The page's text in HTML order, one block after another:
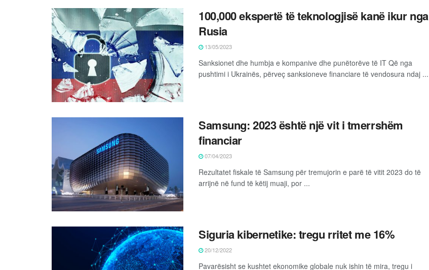
100,000 ekspertë të teknologjisë kanë ikur nga
Rusia
13/05/2023
Sanksionet dhe humbja e kompanive dhe punëtorëve të IT Që nga
pushtimi i Ukrainës, përveç sanksioneve financiare të vendosura ndaj ...
Samsung: 2023 është një vit i tmerrshëm
financiar
07/04/2023
Rezultatet fiskale të Samsung për tremujorin e parë të vitit 2023 do të
arrijnë në fund të këtij muaji, por ...
Siguria kibernetike: tregu rritet me 16%
20/12/2022
Pavarësisht se kushtet ekonomike globale nuk ishin të mira, tregu i